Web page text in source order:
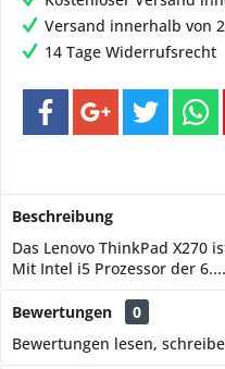
Versand innerhalb von
14 Tage Widerrufsrecht
Beschreibung
Das Lenovo ThinkPad X270
Mit Intel i5 Prozessor der 6....
Bewertungen
0
Bewertungen lesen,